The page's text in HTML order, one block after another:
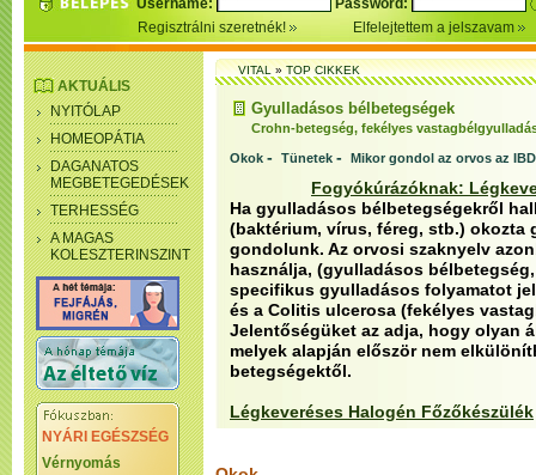
Username:
Password:
Regisztrálni szeretnék!
Elfelejtettem a jelszavam
AKTUÁLIS
NYITÓLAP
HOMEOPÁTIA
DAGANATOS
MEGBETEGEDÉSEK
TERHESSÉG
A MAGAS
KOLESZTERINSZINT
NYÁRI EGÉSZSÉG
Vérnyomás
VITAL»TOP CIKKEK
Gyulladásos bélbetegségek
Crohn-betegség, fekélyes
Okok - Tünetek - Mikor gondol az orvos az
Fogyókúrázóknak:
Ha gyulladásos bélbetegségekről
(baktérium, vírus, féreg, stb.) okozta
gondolunk. Az orvosi szaknyelv
használja, (gyulladásos
specifikus gyulladásos folyamatot
és a Colitis ulcerosa (fekélyes
Jelentőségüket az adja, hogy olyan
melyek alapján először nem
betegségektől.
Légkeveréses Halogén Főzőkészülék